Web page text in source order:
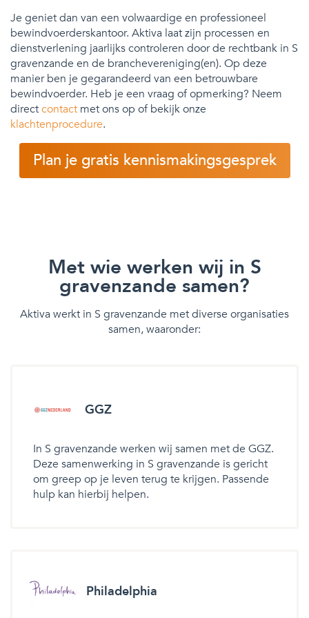
Je geniet dan van een volwaardige en professioneel
bewindvoerderskantoor. Aktiva laat zijn processen en
dienstverlening jaarlijks controleren door de rechtbank in S
gravenzande en de branchevereniging(en). Op deze
manier ben je gegarandeerd van een betrouwbare
bewindvoerder. Heb je een vraag of opmerking? Neem
directcontact met ons op of bekijk onze
klachtenprocedure.
Plan je gratis kennismakingsgesprek
Met wie werken wij in S
gravenzande samen?
Aktiva werkt in S gravenzande met diverse organisaties
samen, waaronder:
GGZ
In S gravenzande werken wij samen met de GGZ.
Deze samenwerking in S gravenzande is gericht
om greep op je leven terug te krijgen. Passende
hulp kan hierbij helpen.
Philadelphia